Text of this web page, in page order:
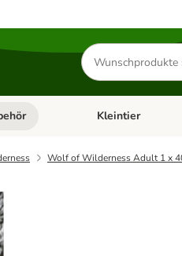
Produkte
suchen
Katzenfutter & ZubehörKategorie-Menü
Kleintier
Wolf of Wilderness Adult 1 x